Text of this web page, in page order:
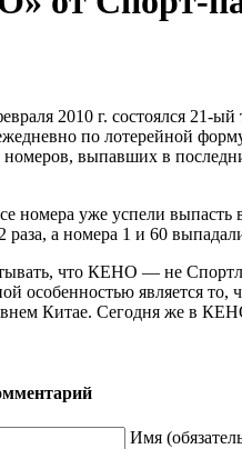
2010 г. состоялся 21-ый
по лотерейной
номеров, выпавших в
номера уже успели выпасть
а номера 1 и 60
что КЕНО — не
особенностью является
Китае. Сегодня же в
Имя